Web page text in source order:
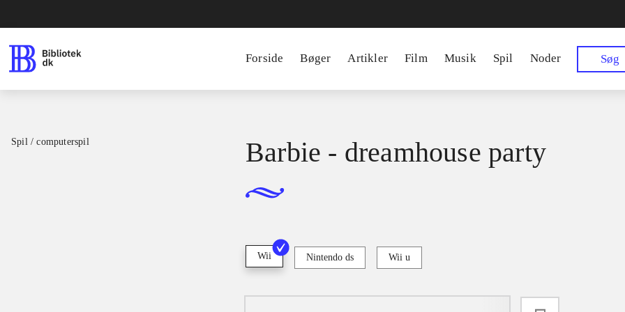
Forside Bøger Artikler Film Musik Spil Noder Søg
Spil / computerspil Barbie - dreamhouse party
Wii Nintendo ds Wii u